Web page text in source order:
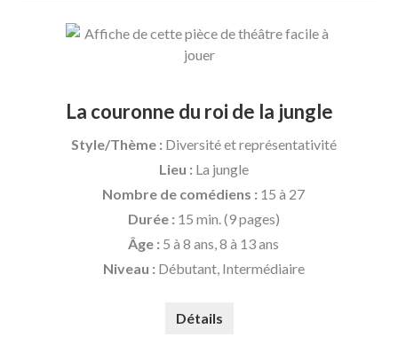
La couronne du roi de la jungle
Style/Thème : Diversité et représentativité
Lieu : La jungle
Nombre de comédiens : 15 à 27
Durée : 15 min. (9 pages)
Âge : 5 à 8 ans, 8 à 13 ans
Niveau : Débutant, Intermédiaire
Détails